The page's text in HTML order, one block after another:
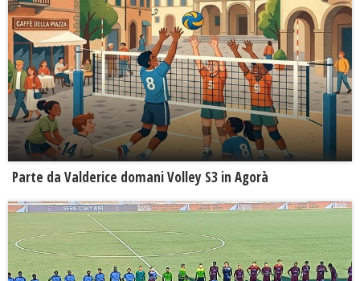
Parte da Valderice domani Volley S3 in Agorà